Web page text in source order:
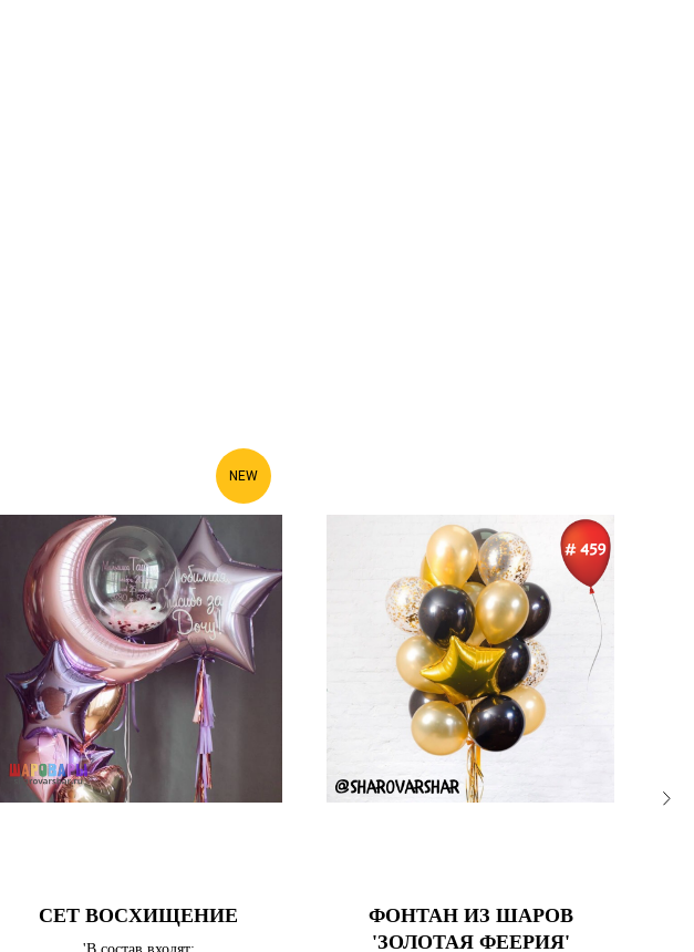
NEW
СЕТ ВОСХИЩЕНИЕ
ФОНТАН ИЗ ШАРОВ
'ЗОЛОТАЯ ФЕЕРИЯ'